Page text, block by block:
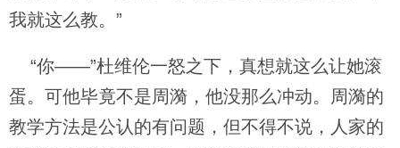
我就这么教。”
“你——”杜维伦一怒之下，真想就这么让她滚
蛋。可他毕竟不是周漪，他没那么冲动。周漪的
教学方法是公认的有问题，但不得不说，人家的